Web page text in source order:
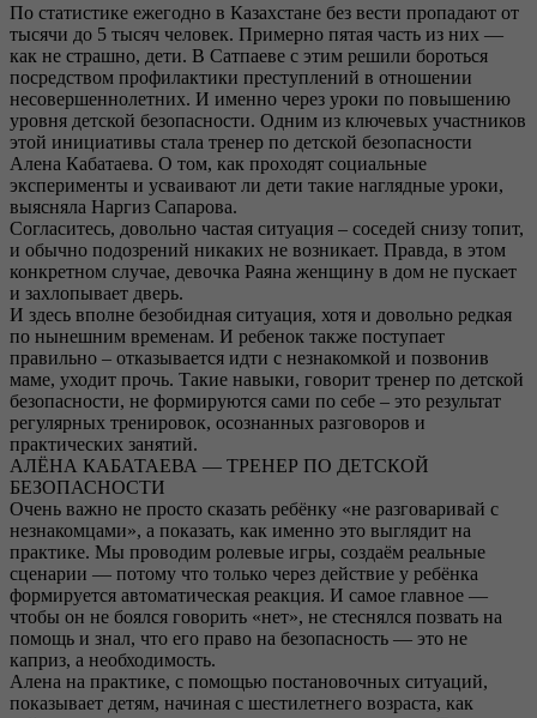
По статистике ежегодно в Казахстане без вести пропадают от
тысячи до 5 тысяч человек. Примерно пятая часть из них —
как не страшно, дети. В Сатпаеве с этим решили бороться
посредством профилактики преступлений в отношении
несовершеннолетних. И именно через уроки по повышению
уровня детской безопасности. Одним из ключевых участников
этой инициативы стала тренер по детской безопасности
Алена Кабатаева. О том, как проходят социальные
эксперименты и усваивают ли дети такие наглядные уроки,
выясняла Наргиз Сапарова.
Согласитесь, довольно частая ситуация – соседей снизу топит,
и обычно подозрений никаких не возникает. Правда, в этом
конкретном случае, девочка Раяна женщину в дом не пускает
и захлопывает дверь.
И здесь вполне безобидная ситуация, хотя и довольно редкая
по нынешним временам. И ребенок также поступает
правильно – отказывается идти с незнакомкой и позвонив
маме, уходит прочь. Такие навыки, говорит тренер по детской
безопасности, не формируются сами по себе – это результат
регулярных тренировок, осознанных разговоров и
практических занятий.
АЛЁНА КАБАТАЕВА — ТРЕНЕР ПО ДЕТСКОЙ
БЕЗОПАСНОСТИ
Очень важно не просто сказать ребёнку «не разговаривай с
незнакомцами», а показать, как именно это выглядит на
практике. Мы проводим ролевые игры, создаём реальные
сценарии — потому что только через действие у ребёнка
формируется автоматическая реакция. И самое главное —
чтобы он не боялся говорить «нет», не стеснялся позвать на
помощь и знал, что его право на безопасность — это не
каприз, а необходимость.
Алена на практике, с помощью постановочных ситуаций,
показывает детям, начиная с шестилетнего возраста, как